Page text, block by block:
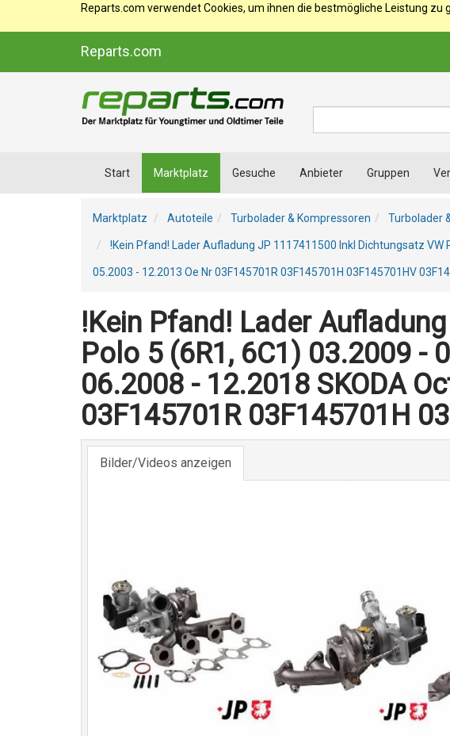
Reparts.com verwendet Cookies, um ihnen die bestmögliche Leistung
Reparts.com
Start Marktplatz Gesuche Anbieter Gruppen
Marktplatz Autoteile Turbolader & Kompressoren Turbolader
!Kein Pfand! Lader Aufladung JP 1117411500 Inkl Dichtungsatz VW
05.2003 - 12.2013 Oe Nr 03F145701R 03F145701H 03F145701HV
!Kein Pfand! Lader
Polo 5 (6R1, 6C1) 03.2009 -
06.2008 - 12.2018 SKODA
03F145701R 03F145701H
Bilder/Videos anzeigen